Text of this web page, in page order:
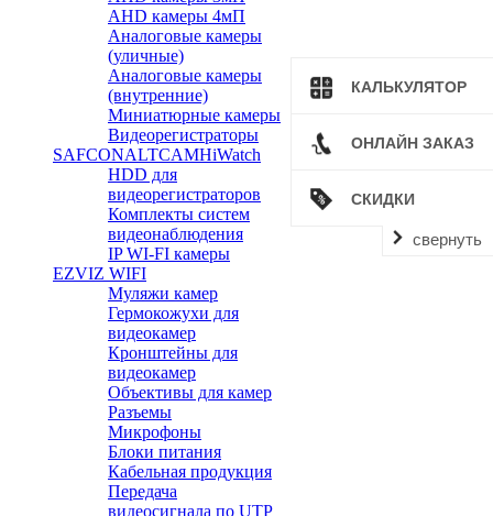
КАЛЬКУЛЯТОР
ОНЛАЙН ЗАКАЗ
СКИДКИ
свернуть
AHD камеры 4мП
Аналоговые камеры
(уличные)
Аналоговые камеры
(внутренние)
Миниатюрные камеры
Видеорегистраторы
SAFCONALTCAMHiWatch
HDD для
видеорегистраторов
Комплекты систем
видеонаблюдения
IP WI-FI камеры
EZVIZ WIFI
Муляжи камер
Гермокожухи для
видеокамер
Кронштейны для
видеокамер
Объективы для камер
Разъемы
Микрофоны
Блоки питания
Кабельная продукция
Передача
видеосигнала по UTP